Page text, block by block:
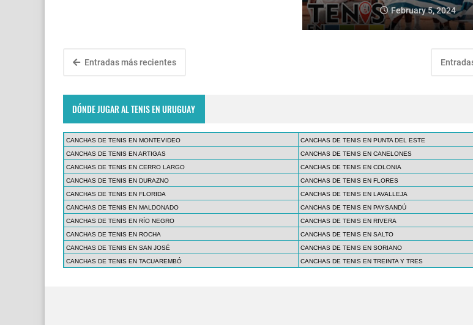
February 5, 2024
Entradas más recientes
DÓNDE JUGAR AL TENIS EN URUGUAY
CANCHAS DE TENIS EN MONTEVIDEO
CANCHAS DE TENIS EN PUNTA DEL ESTE
CANCHAS DE TENIS EN ARTIGAS
CANCHAS DE TENIS EN CANELONES
CANCHAS DE TENIS EN CERRO LARGO
CANCHAS DE TENIS EN COLONIA
CANCHAS DE TENIS EN DURAZNO
CANCHAS DE TENIS EN FLORES
CANCHAS DE TENIS EN FLORIDA
CANCHAS DE TENIS EN LAVALLEJA
CANCHAS DE TENIS EN MALDONADO
CANCHAS DE TENIS EN PAYSANDÚ
CANCHAS DE TENIS EN RÍO NEGRO
CANCHAS DE TENIS EN RIVERA
CANCHAS DE TENIS EN ROCHA
CANCHAS DE TENIS EN SALTO
CANCHAS DE TENIS EN SAN JOSÉ
CANCHAS DE TENIS EN SORIANO
CANCHAS DE TENIS EN TACUAREMBÓ
CANCHAS DE TENIS EN TREINTA Y TRES